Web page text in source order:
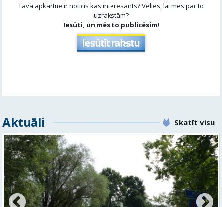
Tavā apkārtnē ir noticis kas interesants? Vēlies, lai mēs par to
uzrakstām?
Iesūti, un mēs to publicēsim!
Aktuāli Skatīt visu